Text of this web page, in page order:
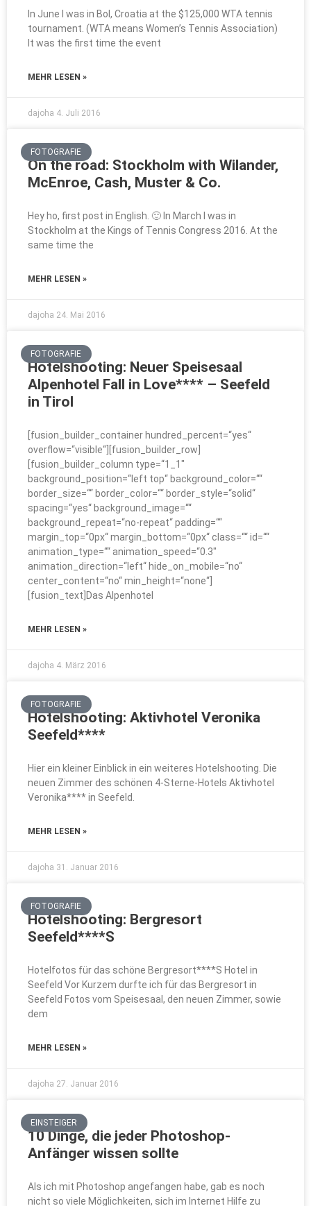
In June I was in Bol, Croatia at the $125,000 WTA tennis
tournament. (WTA means Women’s Tennis Association)
It was the first time the event
MEHR LESEN »
dajoha 4. Juli 2016
FOTOGRAFIE
On the road: Stockholm with Wilander,
McEnroe, Cash, Muster & Co.
Hey ho, first post in English. 🙂 In March I was in
Stockholm at the Kings of Tennis Congress 2016. At the
same time the
MEHR LESEN »
dajoha 24. Mai 2016
FOTOGRAFIE
Hotelshooting: Neuer Speisesaal
Alpenhotel Fall in Love**** – Seefeld
in Tirol
[fusion_builder_container hundred_percent=“yes“
overflow=“visible“][fusion_builder_row]
[fusion_builder_column type=“1_1″
background_position=“left top“ background_color=““
border_size=““ border_color=““ border_style=“solid“
spacing=“yes“ background_image=““
background_repeat=“no-repeat“ padding=““
margin_top=“0px“ margin_bottom=“0px“ class=““ id=““
animation_type=““ animation_speed=“0.3″
animation_direction=“left“ hide_on_mobile=“no“
center_content=“no“ min_height=“none“]
[fusion_text]Das Alpenhotel
MEHR LESEN »
dajoha 4. März 2016
FOTOGRAFIE
Hotelshooting: Aktivhotel Veronika
Seefeld****
Hier ein kleiner Einblick in ein weiteres Hotelshooting. Die
neuen Zimmer des schönen 4-Sterne-Hotels Aktivhotel
Veronika**** in Seefeld.
MEHR LESEN »
dajoha 31. Januar 2016
FOTOGRAFIE
Hotelshooting: Bergresort
Seefeld****S
Hotelfotos für das schöne Bergresort****S Hotel in
Seefeld Vor Kurzem durfte ich für das Bergresort in
Seefeld Fotos vom Speisesaal, den neuen Zimmer, sowie
dem
MEHR LESEN »
dajoha 27. Januar 2016
EINSTEIGER
10 Dinge, die jeder Photoshop-
Anfänger wissen sollte
Als ich mit Photoshop angefangen habe, gab es noch
nicht so viele Möglichkeiten, sich im Internet Hilfe zu